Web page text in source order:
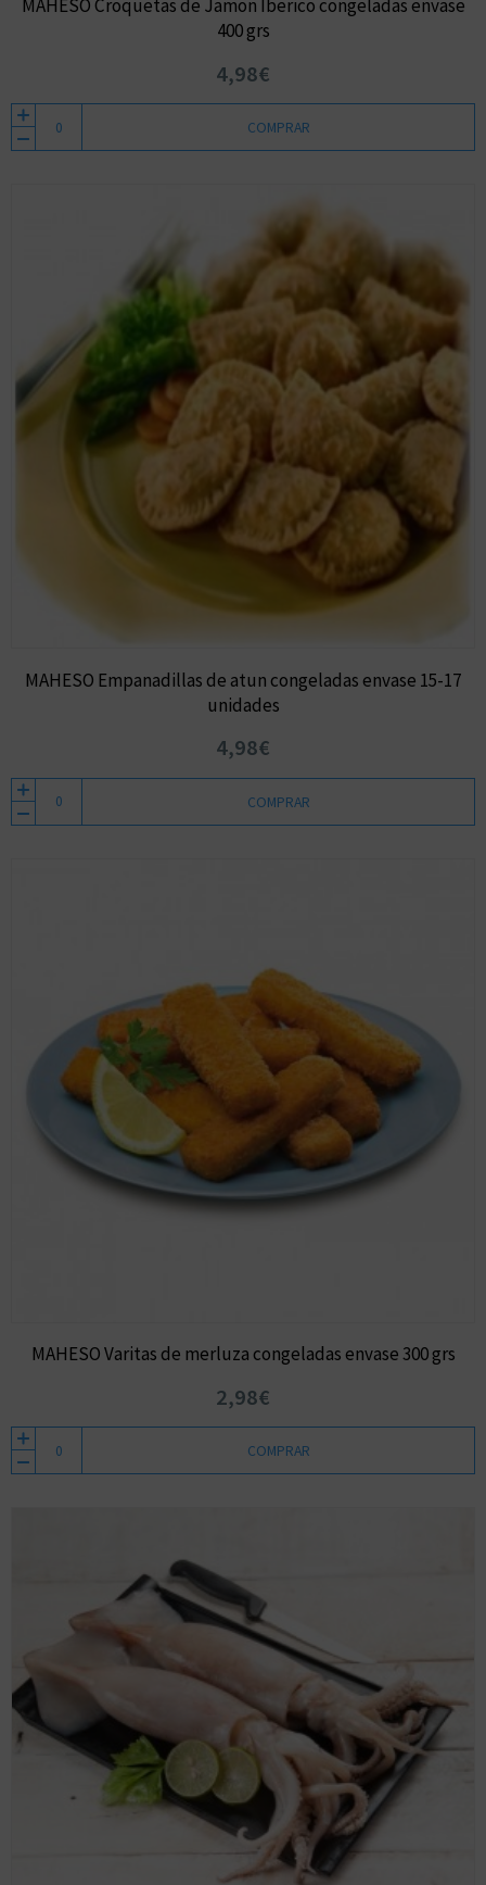
MAHESO Croquetas de Jamon Iberico congeladas envase
400 grs
4,98€
COMPRAR
MAHESO Empanadillas de atun congeladas envase 15-17
unidades
4,98€
COMPRAR
MAHESO Varitas de merluza congeladas envase 300 grs
2,98€
COMPRAR